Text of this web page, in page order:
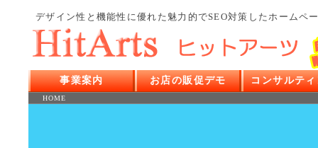
デザイン性と 機能性に優れた 魅力 的でSEO対策 したホームペ
事業案内 お店の販促デモ コンサルテ
HOME